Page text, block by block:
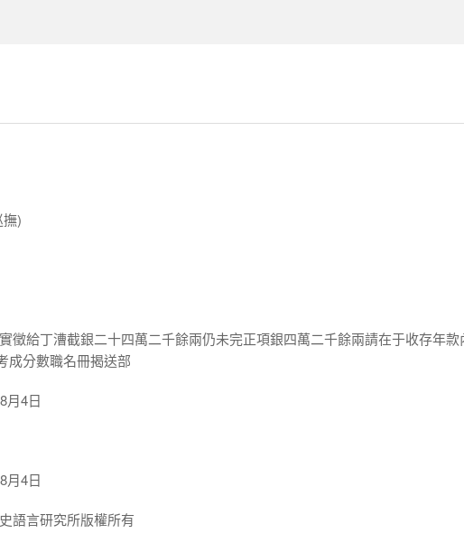
)
徵給丁漕截銀二十四萬二千餘兩仍未完正項銀四萬二千餘兩請在于收存年款
成分數職名冊揭送部
月4日
月4日
語言研究所版權所有